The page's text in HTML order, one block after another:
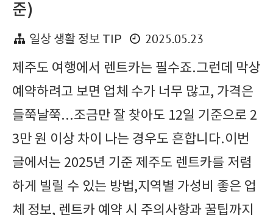
준)
일상 생활 정보 TIP
2025.05.23
제주도 여행에서 렌트카는 필수죠.그런데 막상
예약하려고 보면 업체 수가 너무 많고, 가격은
들쭉날쭉...조금만 잘 찾아도 12일 기준으로 2
3만 원 이상 차이 나는 경우도 흔합니다.이번
글에서는 2025년 기준 제주도 렌트카를 저렴
하게 빌릴 수 있는 방법,지역별 가성비 좋은 업
체 정보, 렌트카 예약 시 주의사항과 꿀팁까지